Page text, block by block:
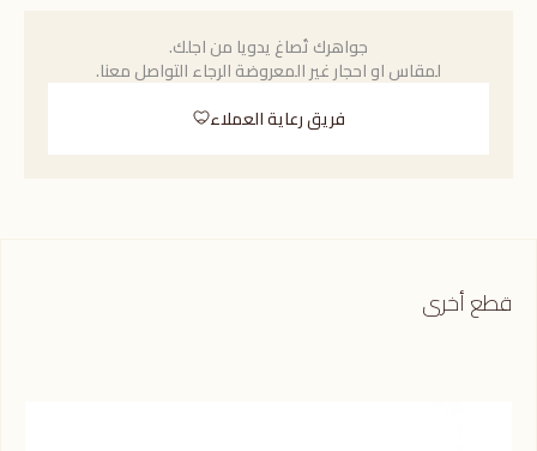
جواهرك تُصاغ يدويا من اجلك.
لمقاس او احجار غير المعروضة الرجاء التواصل معنا.
فريق رعاية العملاء
قطع أخرى